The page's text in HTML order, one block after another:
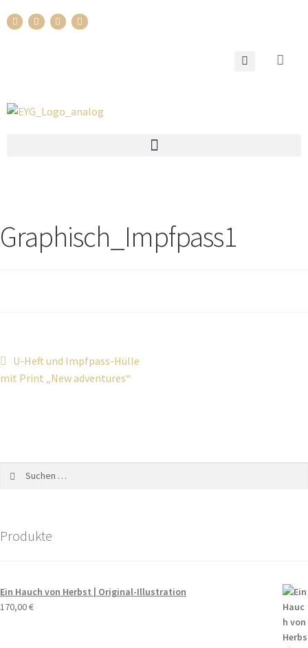
Graphisch_Impfpass1
U-Heft und Impfpass-Hülle
mit Print „New adventures“
Produkte
Ein Hauch von Herbst | Original-Illustration
170,00€